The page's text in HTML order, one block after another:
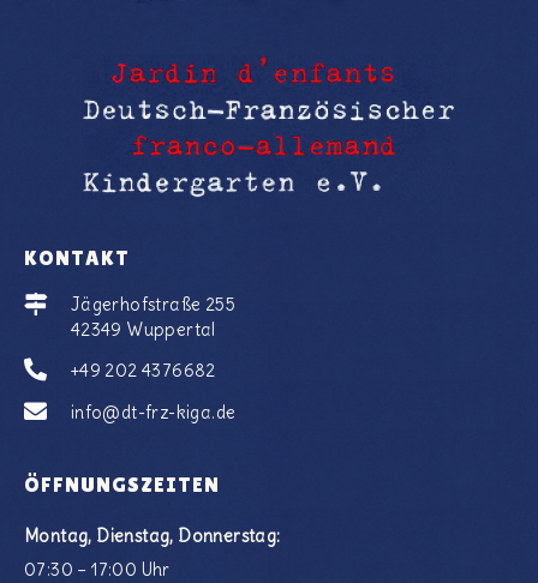
KONTAKT
Jägerhofstraße 255
42349 Wuppertal
+49 202 4376682
info@dt-frz-kiga.de
ÖFFNUNGSZEITEN
Montag, Dienstag, Donnerstag:
07:30 – 17:00 Uhr